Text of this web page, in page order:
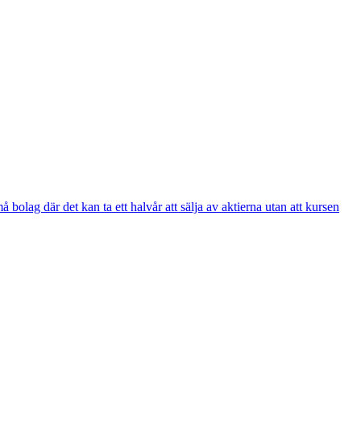
där det kan ta ett halvår att sälja av aktierna utan att kursen